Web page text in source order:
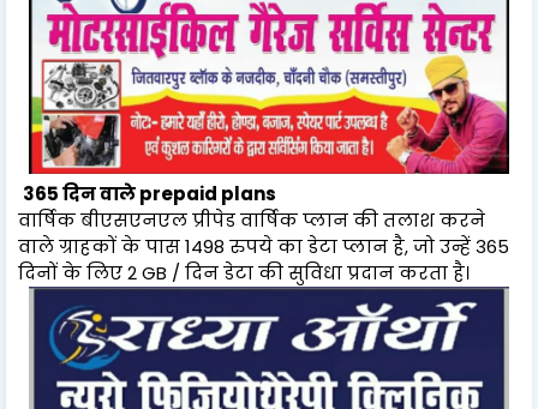
365 दिन वाले prepaid plans
वार्षिक बीएसएनएल प्रीपेड वार्षिक प्लान की तलाश करने
वाले ग्राहकों के पास 1498 रुपये का डेटा प्लान है, जो उन्हें 365
दिनों के लिए 2 GB / दिन डेटा की सुविधा प्रदान करता है।